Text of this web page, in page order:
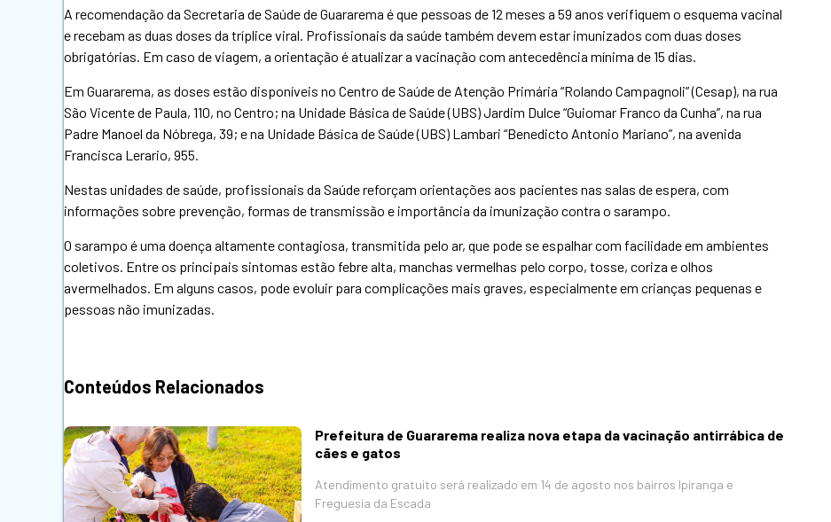
A recomendação da Secretaria de Saúde de Guararema é que pessoas de 12 meses a 59 anos verifiquem o esquema vacinal
e recebam as duas doses da tríplice viral. Profissionais da saúde também devem estar imunizados com duas doses
obrigatórias. Em caso de viagem, a orientação é atualizar a vacinação com antecedência mínima de 15 dias.
Em Guararema, as doses estão disponíveis no Centro de Saúde de Atenção Primária “Rolando Campagnoli” (Cesap), na rua
São Vicente de Paula, 110, no Centro; na Unidade Básica de Saúde (UBS) Jardim Dulce “Guiomar Franco da Cunha”, na rua
Padre Manoel da Nóbrega, 39; e na Unidade Básica de Saúde (UBS) Lambari “Benedicto Antonio Mariano”, na avenida
Francisca Lerario, 955.
Nestas unidades de saúde, profissionais da Saúde reforçam orientações aos pacientes nas salas de espera, com
informações sobre prevenção, formas de transmissão e importância da imunização contra o sarampo.
O sarampo é uma doença altamente contagiosa, transmitida pelo ar, que pode se espalhar com facilidade em ambientes
coletivos. Entre os principais sintomas estão febre alta, manchas vermelhas pelo corpo, tosse, coriza e olhos
avermelhados. Em alguns casos, pode evoluir para complicações mais graves, especialmente em crianças pequenas e
pessoas não imunizadas.
Conteúdos Relacionados
Prefeitura de Guararema realiza nova etapa da vacinação antirrábica de
cães e gatos
Atendimento gratuito será realizado em 14 de agosto nos bairros Ipiranga e
Freguesia da Escada